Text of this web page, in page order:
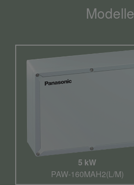
Modelle
5 kW
PAW-160MAH2(L/M)